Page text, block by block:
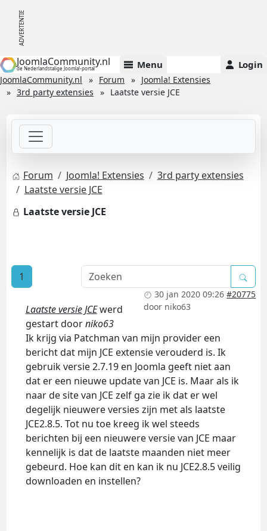
JoomlaCommunity.nl
de Nederlandstalige Joomla!-portal Menu Login
JoomlaCommunity.nl Forum
Joomla! Extensies
3rd party extensies
Laatste versie JCE
Forum Joomla! Extensies
3rd party extensies
Laatste versie JCE
Laatste versie JCE
1
30 jan 2020 09:26 #20775
door niko63
Laatste versie JCEwerd
gestart doorniko63
Ik krijg via Patchman van mijn provider een
bericht dat mijn JCE extensie verouderd is. Ik
gebruik versie 2.7.19 en Joomla geeft niet aan
dat er een nieuwe update van JCE is. Maar als ik
naar de site van JCE zelf ga zie ik dat er wel
degelijk nieuwere versies zijn met als laatste
JCE2.8.5. Tot nu toe kreeg ik wel steeds
berichten bij een nieuwere versie van JCE maar
kennelijk is dat de laatste maanden niet meer
gebeurd. Hoe kan dit en kan ik nu JCE2.8.5 veilig
downloaden en instellen?